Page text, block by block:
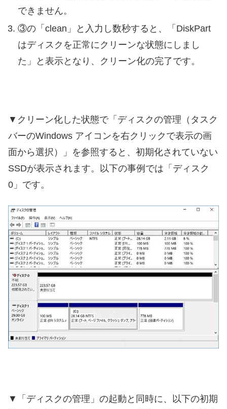
できません。
③の「clean」と入力し数秒すると、「DiskPart
はディスクを正常にクリーンな状態にしまし
た」と表示となり、クリーン化の完了です。
▼クリーン化した状態で「ディスクの管理（タスク
バーのWindows アイコンを右クリックで表示の画
面から選択）」を参照すると、初期化されていない
SSDが表示されます。以下の事例では「ディスク
0」です。
▼「ディスクの管理」の起動と同時に、以下の初期